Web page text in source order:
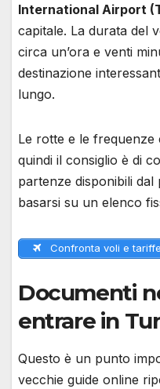
International Airport
capitale. La durata del
circa un’ora e venti
destinazione
lungo.
Le rotte e le frequenze
quindi il consiglio è di
partenze disponibili
basarsi su un elenco
Confronta voli e
Documenti
entrare in
Questo è un punto
vecchie guide online